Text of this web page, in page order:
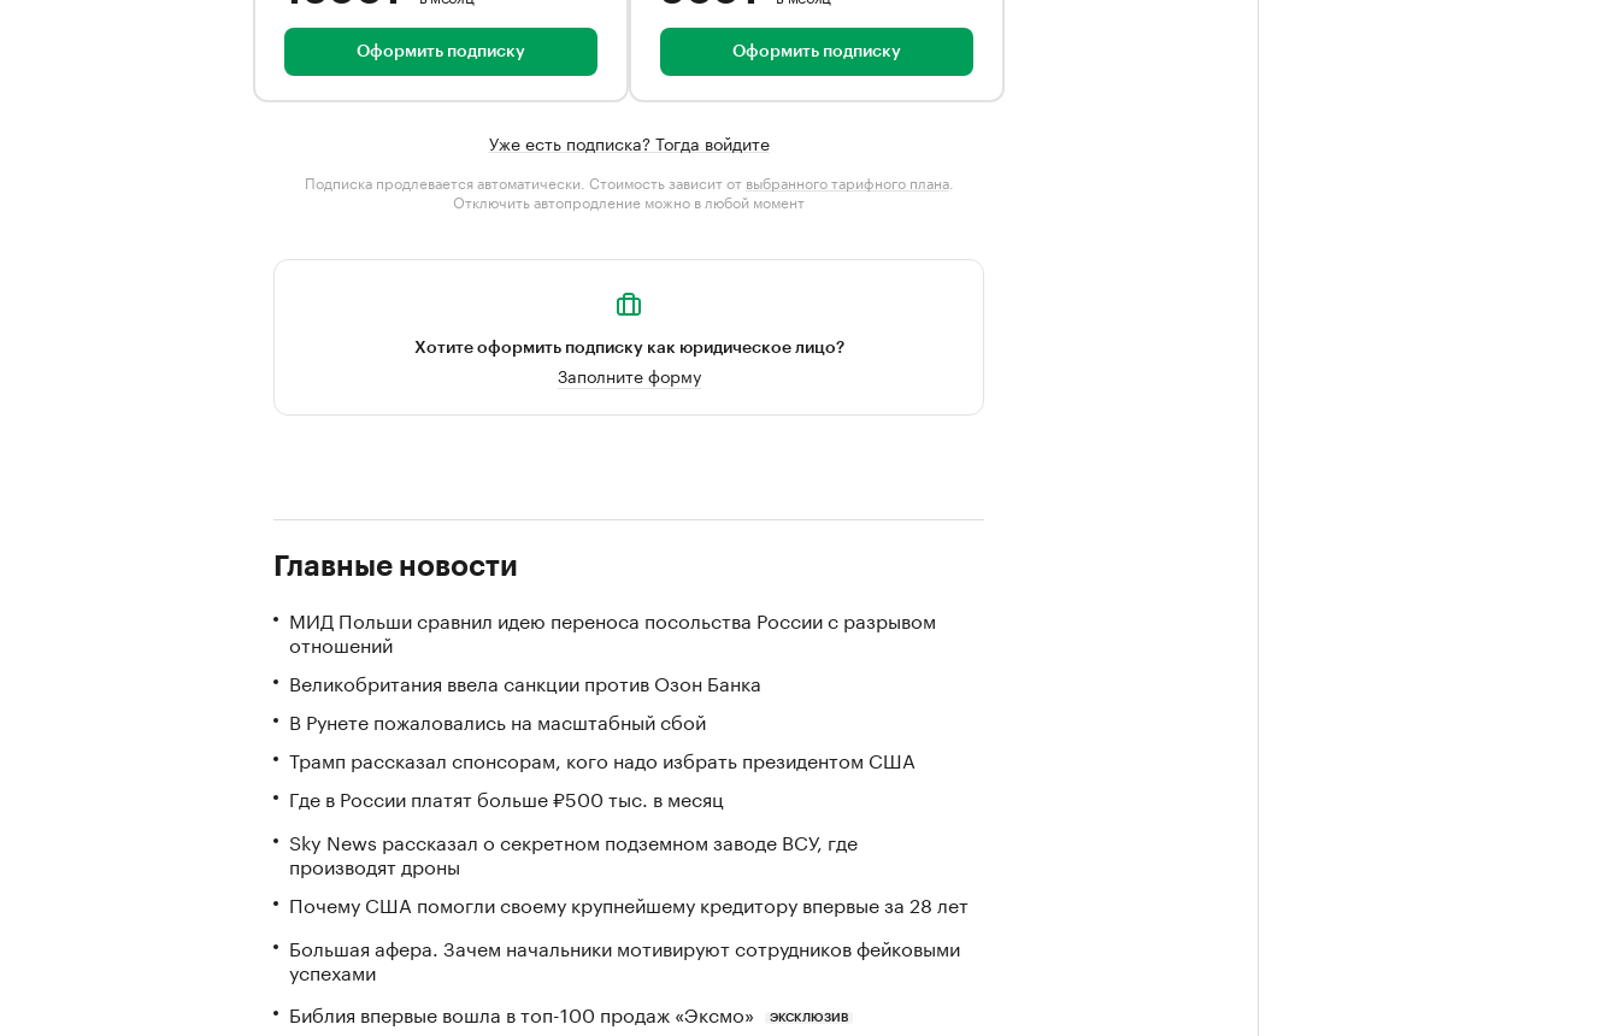
Оформить подписку Оформить подписку
Уже есть подписка? Тогда войдите
Подписка продлевается автоматически. Стоимость зависит от выбранного тарифного плана.
Отключить автопродление можно в любой момент
Хотите оформить подписку как юридическое лицо?
Заполните форму
Главные новости
МИД Польши сравнил идею переноса посольства России с разрывом
отношений
Великобритания ввела санкции против Озон Банка
В Рунете пожаловались на масштабный сбой
Трамп рассказал спонсорам, кого надо избрать президентом США
Где в России платят больше ₽500 тыс. в месяц
Sky News рассказал о секретном подземном заводе ВСУ, где
производят дроны
Почему США помогли своему крупнейшему кредитору впервые за 28 лет
Большая афера. Зачем начальники мотивируют сотрудников фейковыми
успехами
Библия впервые вошла в топ-100 продаж «Эксмо»
ЭКСКЛЮЗИВ